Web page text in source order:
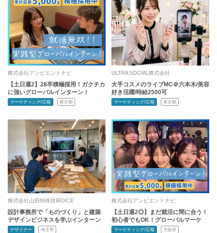
株式会社アンビエントナビ
【土日週2】28卒積極採用！ガクチカ
に強いグローバルインターン！
マーケティング/広報 東京都
ULTRA SOCIAL株式会社
大手コスメのライブMC＠六本木/美容
好き活躍/時給2500可
マーケティング/広報 東京都
株式会社山田特殊技研DICE
設計事務所で「ものづくり」と建築
デザインビジネスを学ぶインターン
デザイナー 埼玉県
株式会社アンビエントナビ
【土日週2◎】まだ就活に間に合う！
初心者でもOK！グローバルマーケ
マーケティング/広報 大阪府